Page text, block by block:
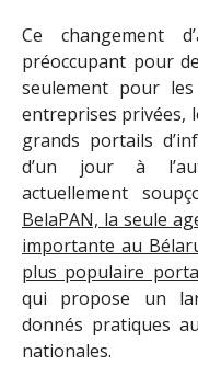
Ce changement
préoccupant pour
seulement pour
entreprises privées,
grands portails
d’un jour à
actuellement
BelaPAN, la seule
importante au
plus populaire
qui propose un
donnés pratiques
nationales.